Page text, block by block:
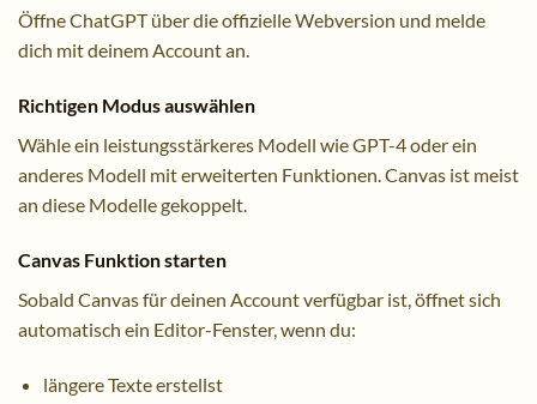
Öffne ChatGPT über die offizielle Webversion und melde
dich mit deinem Account an.
Richtigen Modus auswählen
Wähle ein leistungsstärkeres Modell wie GPT-4 oder ein
anderes Modell mit erweiterten Funktionen. Canvas ist meist
an diese Modelle gekoppelt.
Canvas Funktion starten
Sobald Canvas für deinen Account verfügbar ist, öffnet sich
automatisch ein Editor-Fenster, wenn du:
längere Texte erstellst